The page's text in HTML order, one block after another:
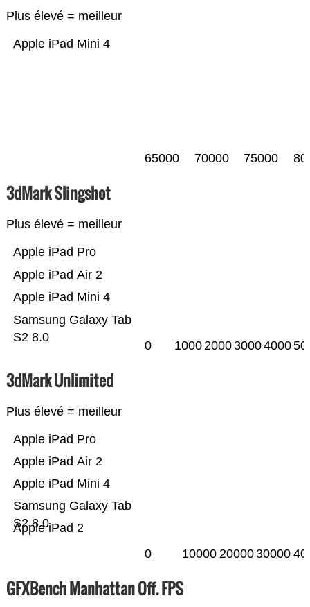
Plus élevé = meilleur
Apple iPad Mini 4
65000 70000 75000
3dMark Slingshot
Plus élevé = meilleur
Samsung Galaxy Tab
S2 8.0
Apple iPad Mini 4
Apple iPad Air 2
Apple iPad Pro
0 1000200030004000
3dMark Unlimited
Plus élevé = meilleur
Apple iPad 2
Samsung Galaxy Tab
S2 8.0
Apple iPad Mini 4
Apple iPad Air 2
Apple iPad Pro
0 10000 2000030000
GFXBench Manhattan Off. FPS